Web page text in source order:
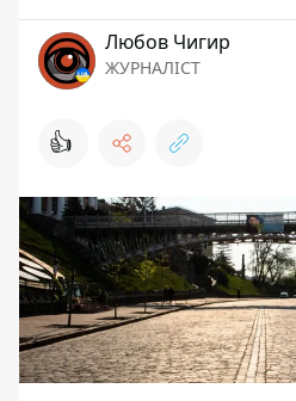
Любов Чигир
ЖУРНАЛІСТ
👍